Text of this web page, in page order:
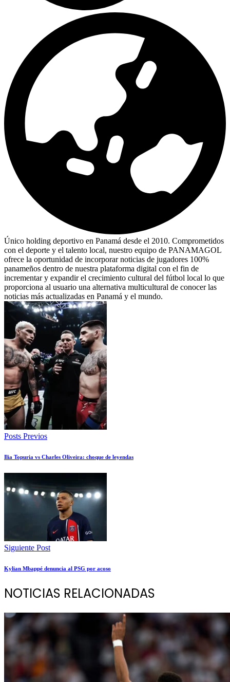
Único holding deportivo en Panamá desde el 2010. Comprometidos
con el deporte y el talento local, nuestro equipo de PANAMAGOL
ofrece la oportunidad de incorporar noticias de jugadores 100%
panameños dentro de nuestra plataforma digital con el fin de
incrementar y expandir el crecimiento cultural del fútbol local lo que
proporciona al usuario una alternativa multicultural de conocer las
noticias más actualizadas en Panamá y el mundo.
Posts Previos
Ilia Topuria vs Charles Oliveira: choque de leyendas
Siguiente Post
Kylian Mbappé denuncia al PSG por acoso
NOTICIAS RELACIONADAS